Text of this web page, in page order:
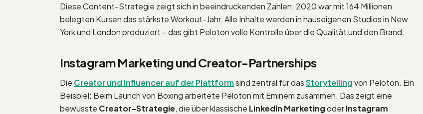
Diese Content-Strategie zeigt sich in beeindruckenden Zahlen: 2020 war mit 164 Millionen
belegten Kursen das stärkste Workout-Jahr. Alle Inhalte werden in hauseigenen Studios in New
York und London produziert – das gibt Peloton volle Kontrolle über die Qualität und den Brand.
Instagram Marketing und Creator-Partnerships
Die Creator und Influencer auf der Plattformsind zentral für dasStorytellingvon Peloton. Ein
Beispiel: Beim Launch von Boxing arbeitete Peloton mit Eminem zusammen. Das zeigt eine
bewusste Creator-Strategie, die über klassische LinkedIn MarketingoderInstagram